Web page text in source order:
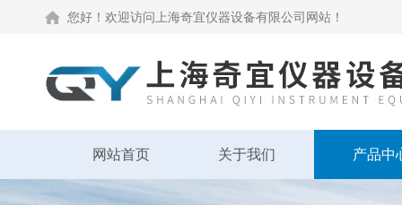
您好！欢迎访问上海奇宜仪器设备有限公司网站！
网站首页 关于我们 产品中